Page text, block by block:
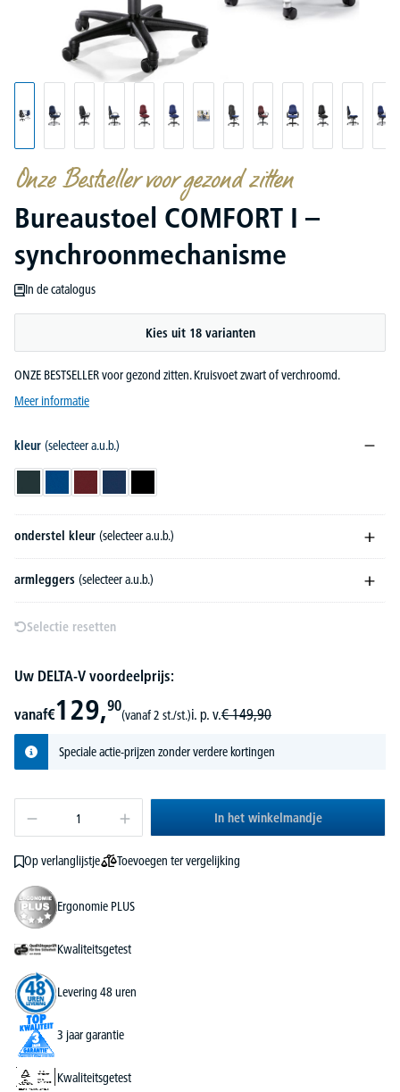
Onze Bestseller voor gezond zitten
Bureaustoel COMFORT I –
synchroonmechanisme
In de catalogus
Kies uit 18 varianten
ONZE BESTSELLER voor gezond zitten. Kruisvoet zwart of verchroomd.
Meer informatie
kleur (selecteer a.u.b.)
onderstel kleur (selecteer a.u.b.)
armleggers (selecteer a.u.b.)
Selectie resetten
Uw DELTA-V voordeelprijs:
vanaf€129,90
(vanaf 2 st./st.)i. p. v.€ 149,90
Speciale actie-prijzen zonder verdere kortingen
In het winkelmandje
Op verlanglijstje Toevoegen ter vergelijking
Ergonomie PLUS
Kwaliteitsgetest
Levering 48 uren
3 jaar garantie
Kwaliteitsgetest